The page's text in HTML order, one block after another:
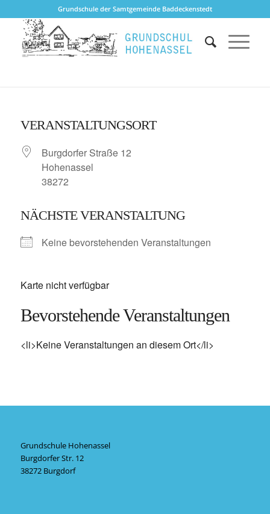
Grundschule der Samtgemeinde Baddeckenstedt
VERANSTALTUNGSORT
Burgdorfer Straße 12
Hohenassel
38272
NÄCHSTE VERANSTALTUNG
Keine bevorstehenden Veranstaltungen
Karte nicht verfügbar
Bevorstehende Veranstaltungen
<li>Keine Veranstaltungen an diesem Ort</li>
Grundschule Hohenassel
Burgdorfer Str. 12
38272 Burgdorf